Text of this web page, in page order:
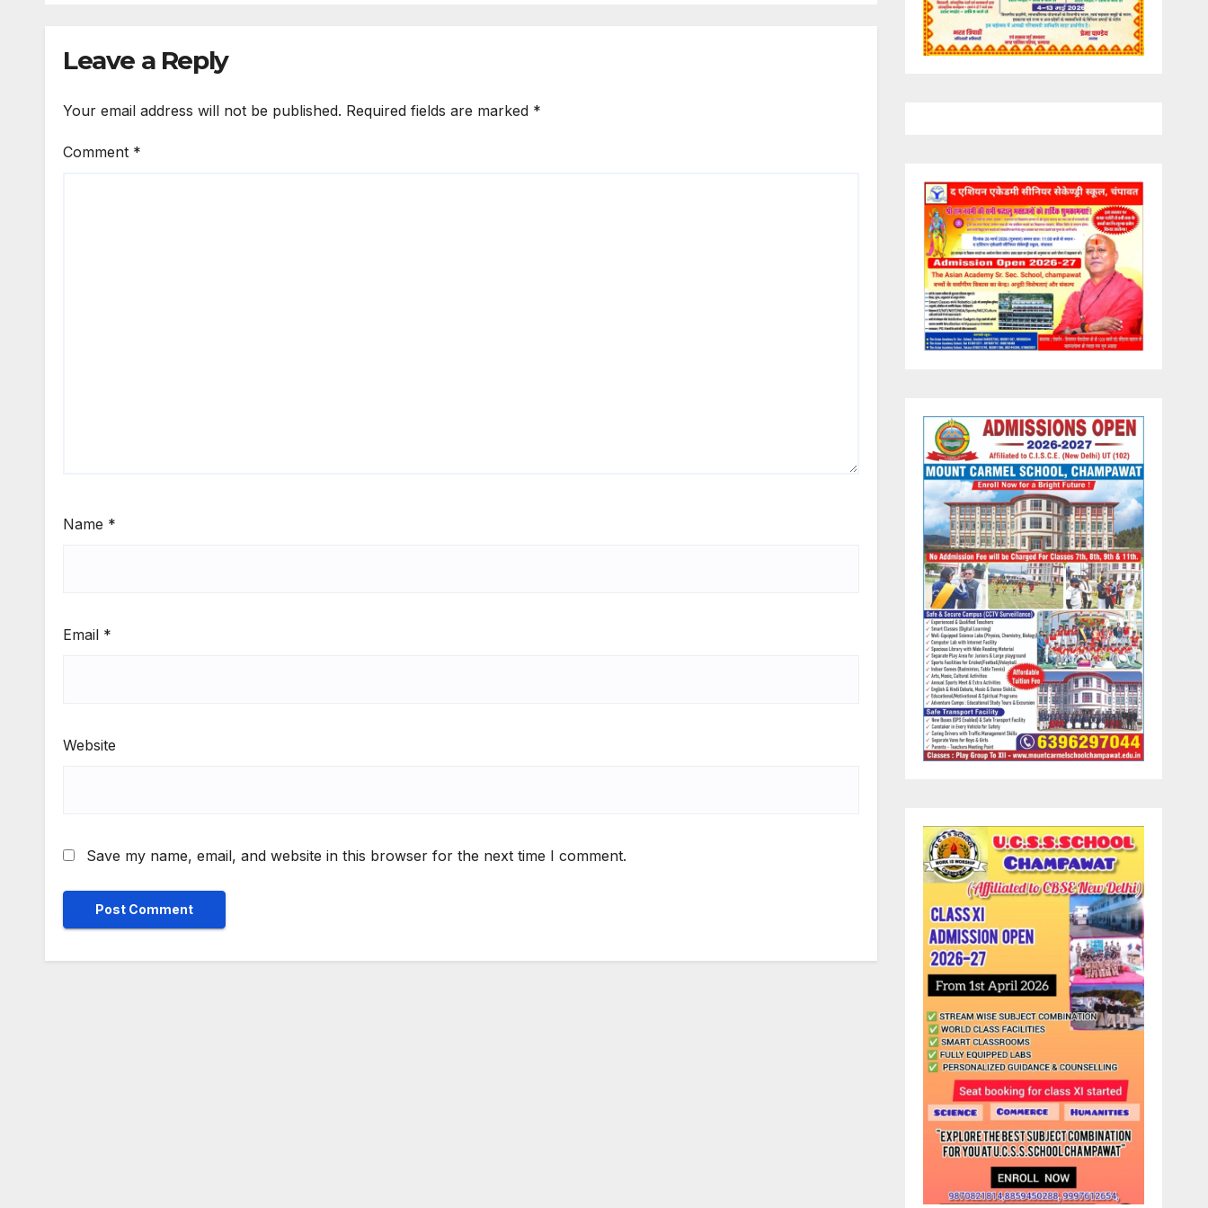
Leave a Reply
Your email address will not be published. Required fields are marked *
Comment *
Name *
Email *
Website
Save my name, email, and website in this browser for the next time I comment.